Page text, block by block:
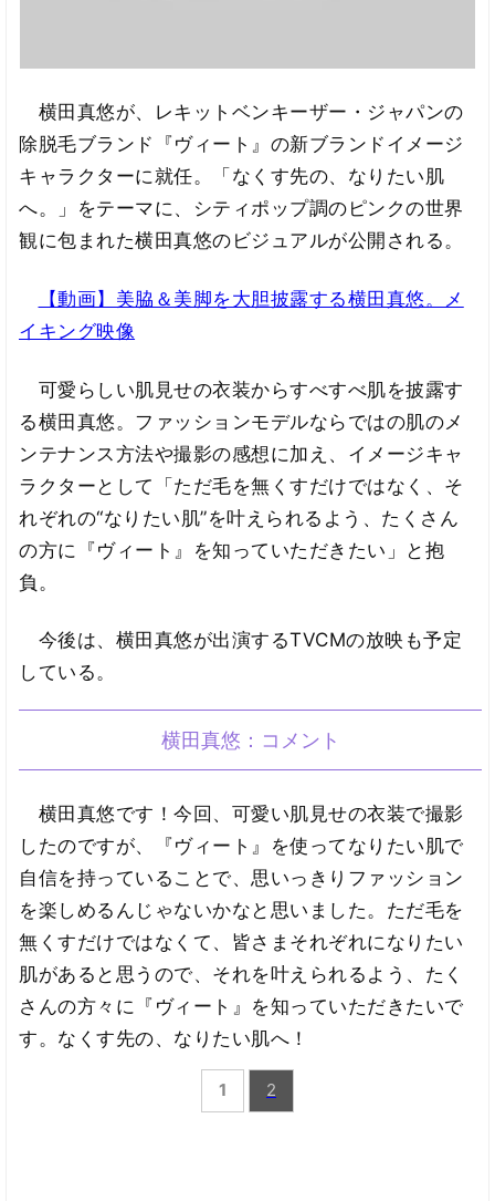
横田真悠が、レキットベンキーザー・ジャパンの
除脱毛ブランド『ヴィート』の新ブランドイメージ
キャラクターに就任。「なくす先の、なりたい肌
へ。」をテーマに、シティポップ調のピンクの世界
観に包まれた横田真悠のビジュアルが公開される。
【動画】美脇＆美脚を大胆披露する横田真悠。メ
イキング映像
可愛らしい肌見せの衣装からすべすべ肌を披露す
る横田真悠。ファッションモデルならではの肌のメ
ンテナンス方法や撮影の感想に加え、イメージキャ
ラクターとして「ただ毛を無くすだけではなく、そ
れぞれの“なりたい肌”を叶えられるよう、たくさん
の方に『ヴィート』を知っていただきたい」と抱
負。
今後は、横田真悠が出演するTVCMの放映も予定
している。
横田真悠：コメント
横田真悠です！今回、可愛い肌見せの衣装で撮影
したのですが、『ヴィート』を使ってなりたい肌で
自信を持っていることで、思いっきりファッション
を楽しめるんじゃないかなと思いました。ただ毛を
無くすだけではなくて、皆さまそれぞれになりたい
肌があると思うので、それを叶えられるよう、たく
さんの方々に『ヴィート』を知っていただきたいで
す。なくす先の、なりたい肌へ！
1 2